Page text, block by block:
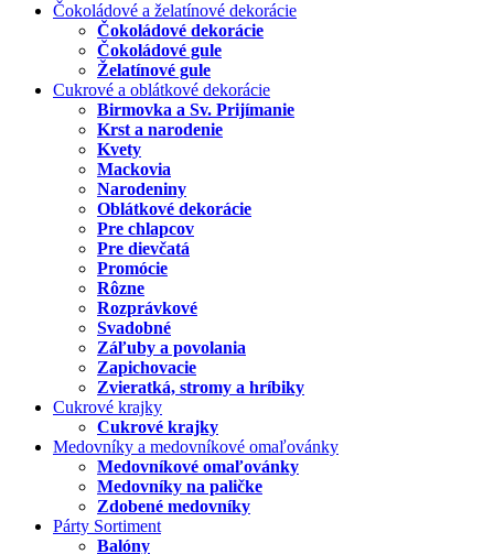
Čokoládové a želatínové dekorácie
Čokoládové dekorácie
Čokoládové gule
Želatínové gule
Cukrové a oblátkové dekorácie
Birmovka a Sv. Prijímanie
Krst a narodenie
Kvety
Mackovia
Narodeniny
Oblátkové dekorácie
Pre chlapcov
Pre dievčatá
Promócie
Rôzne
Rozprávkové
Svadobné
Záľuby a povolania
Zapichovacie
Zvieratká, stromy a hríbiky
Cukrové krajky
Cukrové krajky
Medovníky a medovníkové omaľovánky
Medovníkové omaľovánky
Medovníky na paličke
Zdobené medovníky
Párty Sortiment
Balóny